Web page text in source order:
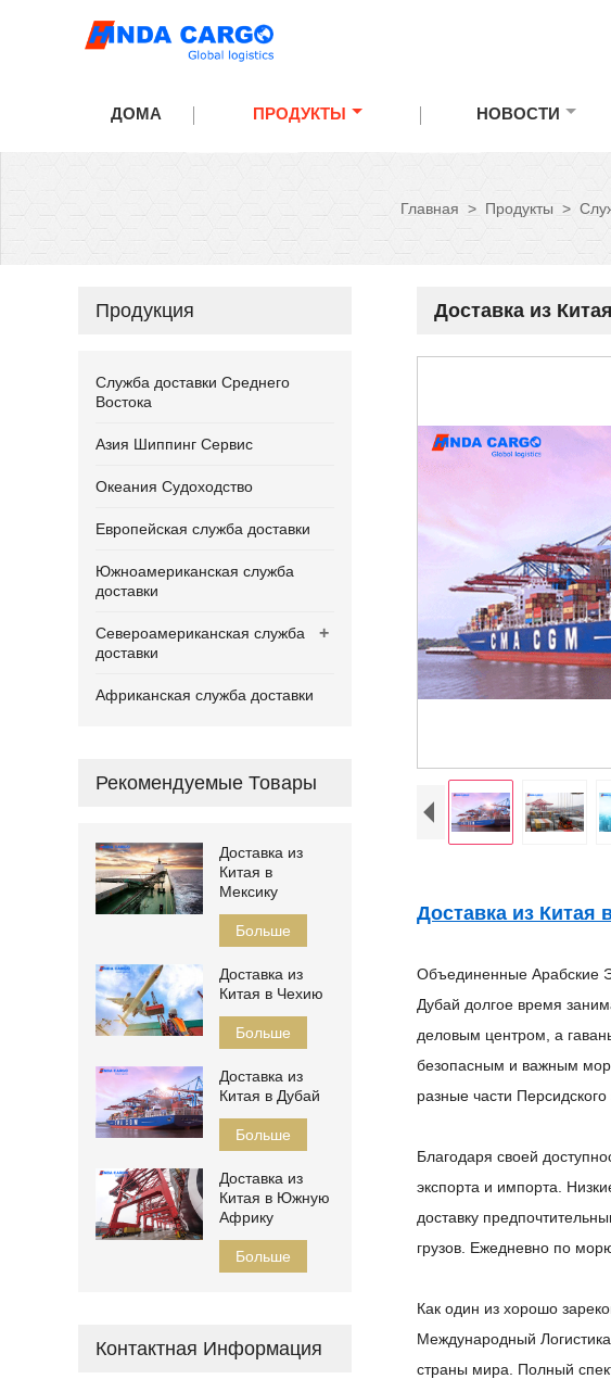
ДОМА ПРОДУКТЫ НОВОСТИ
Главная > Продукты >
Доставка из
Доставка из Китая
Объединенные Арабские
Дубай долгое время
деловым центром, а
безопасным и важным
разные части
Благодаря своей
экспорта и импорта.
доставку
грузов. Ежедневно по
Как один из хорошо
Международный
страны мира. Полный
Продукция
Служба доставки Среднего
Востока
Азия Шиппинг Сервис
Океания Судоходство
Европейская служба доставки
Южноамериканская служба
доставки
+
Североамериканская служба
доставки
Африканская служба доставки
Рекомендуемые Товары
Доставка из
Китая в
Мексику
Больше
Доставка из
Китая в Чехию
Больше
Доставка из
Китая в Дубай
Больше
Доставка из
Китая в Южную
Африку
Больше
Контактная Информация